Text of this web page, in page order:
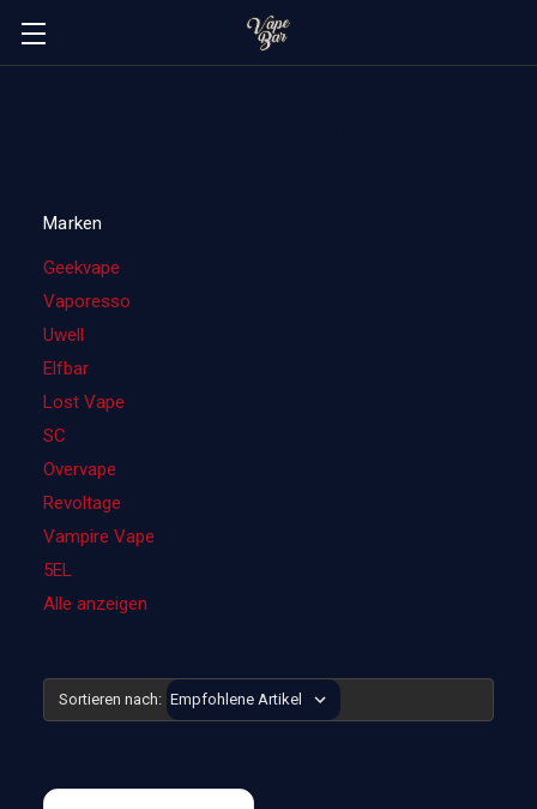
Marken
Geekvape
Vaporesso
Uwell
Elfbar
Lost Vape
SC
Overvape
Revoltage
Vampire Vape
5EL
Alle anzeigen
Sortieren nach: